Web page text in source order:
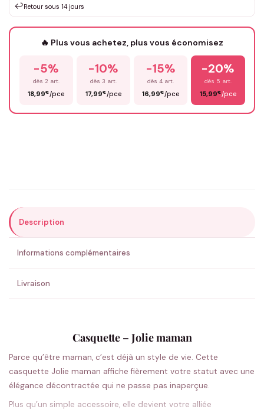
Votre texte / idée*
Prénom*
ENVOYER MA DEMANDE ✨
💚 Retour sous 24-48h🇫🇷 Flocage en France✅ Validation avant fabrication
↩️Retour sous 14 jours
🔥 Plus vous achetez, plus vous économisez
-5%
dès 2 art.
18,99€/pce
-10%
dès 3 art.
17,99€/pce
-15%
dès 4 art.
16,99€/pce
-20%
dès 5 art.
15,99€/pce
Description
Informations complémentaires
Livraison
Casquette – Jolie maman
Parce qu’être maman, c’est déjà un style de vie. Cette
casquette Jolie maman affiche fièrement votre statut avec une
élégance décontractée qui ne passe pas inaperçue.
Plus qu’un simple accessoire, elle devient votre alliée